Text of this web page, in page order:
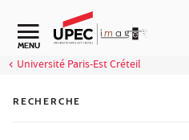
Aller au contenu
Navigation secondaire
MENU
Université Paris-Est Créteil
RECHERCHE